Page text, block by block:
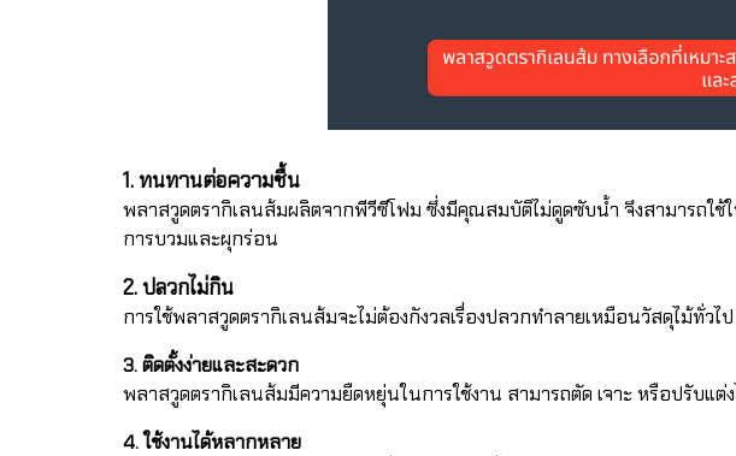
1. ทนทานต่อความชื้น
พลาสวูดตรากิเลนส้มผลิตจากพีวีซีโฟม ซึ่งมีคุณสมบัติไม่ดูดซับน้ำ จึงสามารถใ
การบวมและผุกร่อน
2. ปลวกไม่กิน
การใช้พลาสวูดตรากิเลนส้มจะไม่ต้องกังวลเรื่องปลวกทำลายเหมือนวัสดุไม้ทั่
3. ติดตั้งง่ายและสะดวก
พลาสวูดตรากิเลนส้มมีความยืดหยุ่นในการใช้งาน สามารถตัด เจาะ หรือปรับแต่
4. ใช้งานได้หลากหลาย